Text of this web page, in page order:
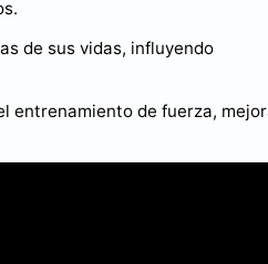
de sus vidas, influyendo
entrenamiento de fuerza,